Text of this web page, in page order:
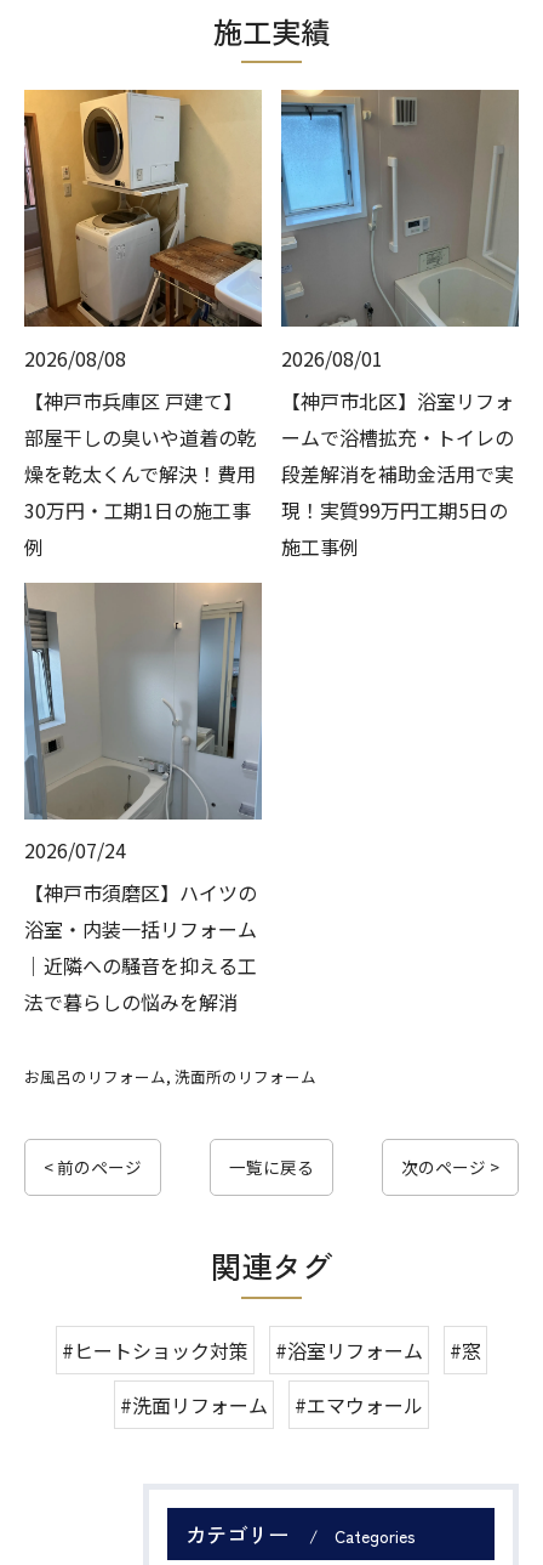
施工実績
2026/08/08
【神戸市兵庫区 戸建て】
部屋干しの臭いや道着の乾
燥を乾太くんで解決！費用
30万円・工期1日の施工事
例
2026/08/01
【神戸市北区】浴室リフォ
ームで浴槽拡充・トイレの
段差解消を補助金活用で実
現！実質99万円工期5日の
施工事例
2026/07/24
【神戸市須磨区】ハイツの
浴室・内装一括リフォーム
｜近隣への騒音を抑える工
法で暮らしの悩みを解消
お風呂のリフォーム 洗面所のリフォーム
< 前のページ 一覧に戻る 次のページ >
関連タグ
#ヒートショック対策 #浴室リフォーム
#窓
#洗面リフォーム
#エマウォール
カテゴリー Categories